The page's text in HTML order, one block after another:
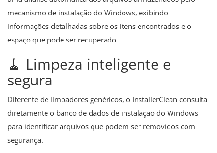
mecanismo de instalação do Windows, exibindo
informações detalhadas sobre os itens encontrados e o
espaço que pode ser recuperado.
🧹 Limpeza inteligente e
segura
Diferente de limpadores genéricos, o InstallerClean consulta
diretamente o banco de dados de instalação do Windows
para identificar arquivos que podem ser removidos com
segurança.